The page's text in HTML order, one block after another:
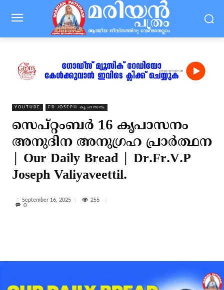
YOUTUBE FR JOSEPH കൃപാസനം
സെപ്‌റ്റംബർ 16 കൃപാസനം
അനുദിന അനുഗ്രഹ പ്രാർത്ഥന
| Our Daily Bread | Dr.Fr.V.P
Joseph Valiyaveettil.
September 16, 2025
255
0